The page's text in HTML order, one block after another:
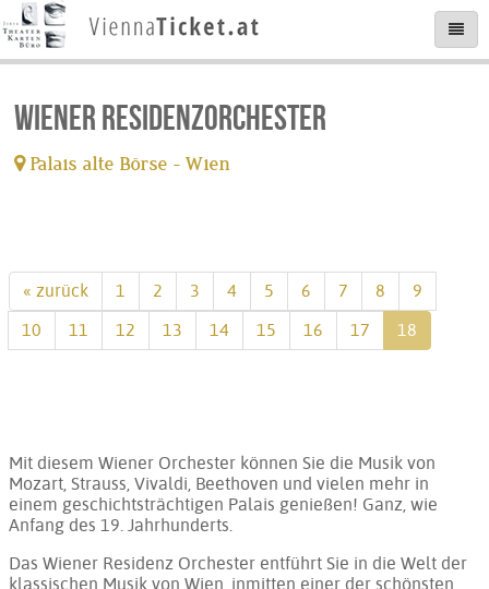
Wiener Residenzorchester
Palais alte Börse - Wien
« zurück 1 2 3 4 5 6 7 8
9
10
11 12 13 14 15 16 17 18
Mit diesem Wiener Orchester können Sie die Musik von
Mozart, Strauss, Vivaldi, Beethoven und vielen mehr in
einem geschichtsträchtigen Palais genießen! Ganz, wie
Anfang des 19. Jahrhunderts.
Das Wiener Residenz Orchester entführt Sie in die Welt der
klassischen Musik von Wien, inmitten einer der schönsten